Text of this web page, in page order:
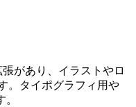
張があり、イラストやロ
。タイポグラフィ用や